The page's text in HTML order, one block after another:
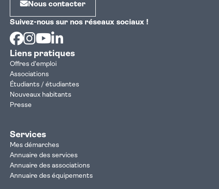
Nous contacter
Suivez-nous sur nos réseaux sociaux !
Facebook
Instagram
Youtube
Liens pratiques
Offres d'emploi
Associations
Étudiants / étudiantes
Nouveaux habitants
Presse
Services
Mes démarches
Annuaire des services
Annuaire des associations
Annuaire des équipements